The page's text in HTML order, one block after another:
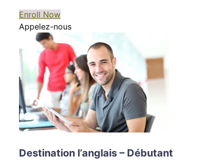
Enroll Now
Appelez-nous
Destination l’anglais – Débutant